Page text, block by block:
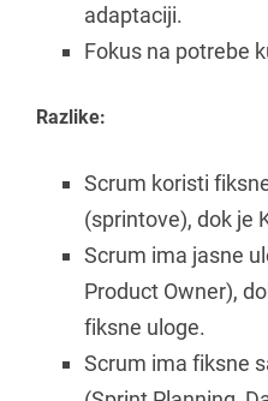
adaptaciji.
Fokus na potrebe
Razlike:
Scrum koristi
(sprintove), dok je
Scrum ima jasne
Product Owner),
fiksne uloge.
Scrum ima fiksne